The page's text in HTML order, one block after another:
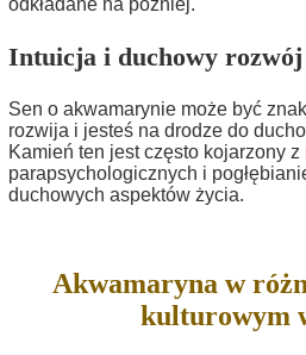
odkładane na później.
Intuicja i duchowy rozwój
Sen o akwamarynie może być
rozwija i jesteś na drodze do
Kamień ten jest często kojarzony
parapsychologicznych i
duchowych aspektów życia.
Akwamaryna w
kulturowym